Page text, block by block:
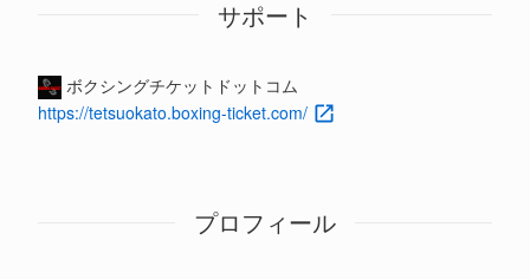
サポート
ボクシングチケットドットコム
https://tetsuokato.boxing-ticket.com/
プロフィール